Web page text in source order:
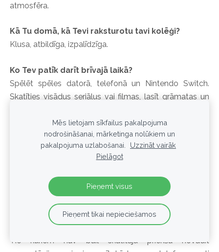
atmosfēra.
Kā Tu domā, kā Tevi raksturotu tavi kolēģi?
Klusa, atbildīga, izpalīdzīga.
Ko Tev patīk darīt brīvajā laikā?
Spēlēt spēles datorā, telefonā un Nintendo Switch.
Skatīties visādus seriālus vai filmas, lasīt grāmatas un
Ja Tu vinnētu loterijā, kas būtu pirmais, ko Tu
Noteikti, ka sajūsmā kliegtu. Bet pēc tam uzceltu savu
sapņu māju ar skaistu pagalmu, un ja pietiktu tad
nopirktu kādu dzīvokli vai divus, ko izīrēt citiem.
Kas ir cilvēki, kurus Tu visvairāk apbrīno, un
Tie kuriem nav bail skatītāju priekšā novadīt
Mēs lietojam sīkfailus pakalpojuma
nodrošināšanai, mārketinga nolūkiem un
pakalpojuma uzlabošanai.
Uzzināt vairāk
Pielāgot
Pieņemt visus
Pieņemt tikai nepieciešamos